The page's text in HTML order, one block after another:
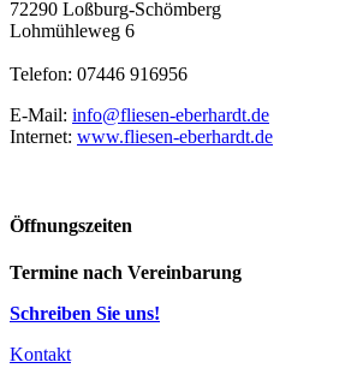
72290 Loßburg-Schömberg
Lohmühleweg 6
Telefon: 07446 916956
E-Mail: info@fliesen-eberhardt.de
Internet: www.fliesen-eberhardt.de
Öffnungszeiten
Termine nach Vereinbarung
Schreiben Sie uns!
Kontakt